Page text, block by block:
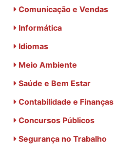
Comunicação e Vendas
Informática
Idiomas
Meio Ambiente
Saúde e Bem Estar
Contabilidade e Finanças
Concursos Públicos
Segurança no Trabalho